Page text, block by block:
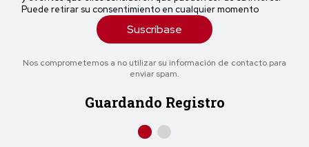
Puede retirar su consentimiento en cualquier momento
Suscríbase
Nos comprometemos a no utilizar su información de contacto para
enviar spam.
Guardando Registro